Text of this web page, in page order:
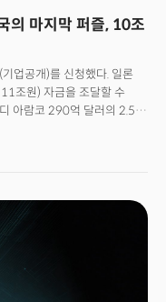
의 마지막 퍼즐, 10조
업공개)를 신청했다. 일론
조원) 자금을 조달할 수
아람코 290억 달러의 2.5배,
대 최대 규모다. 하지만 이는
1조 2500억 달러로
기업 가치는 한 단계 더
를 '컨버전스
회사를 하나로 합치는
합병이 있다. 배런스에
크로소프트와 아마존을